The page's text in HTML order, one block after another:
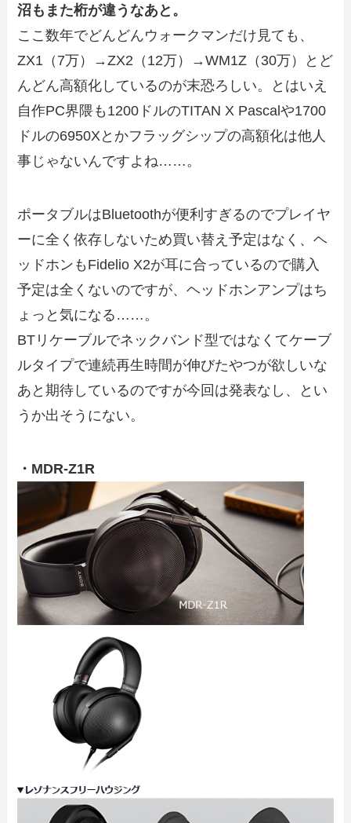
沼もまた桁が違うなあと。
ここ数年でどんどんウォークマンだけ見ても、
ZX1（7万）→ZX2（12万）→WM1Z（30万）とど
んどん高額化しているのが末恐ろしい。とはいえ
自作PC界隈も1200ドルのTITAN X Pascalや1700
ドルの6950Xとかフラッグシップの高額化は他人
事じゃないんですよね……。
ポータブルはBluetoothが便利すぎるのでプレイヤ
ーに全く依存しないため買い替え予定はなく、ヘ
ッドホンもFidelio X2が耳に合っているので購入
予定は全くないのですが、ヘッドホンアンプはち
ょっと気になる……。
BTリケーブルでネックバンド型ではなくてケーブ
ルタイプで連続再生時間が伸びたやつが欲しいな
あと期待しているのですが今回は発表なし、とい
うか出そうにない。
・MDR-Z1R